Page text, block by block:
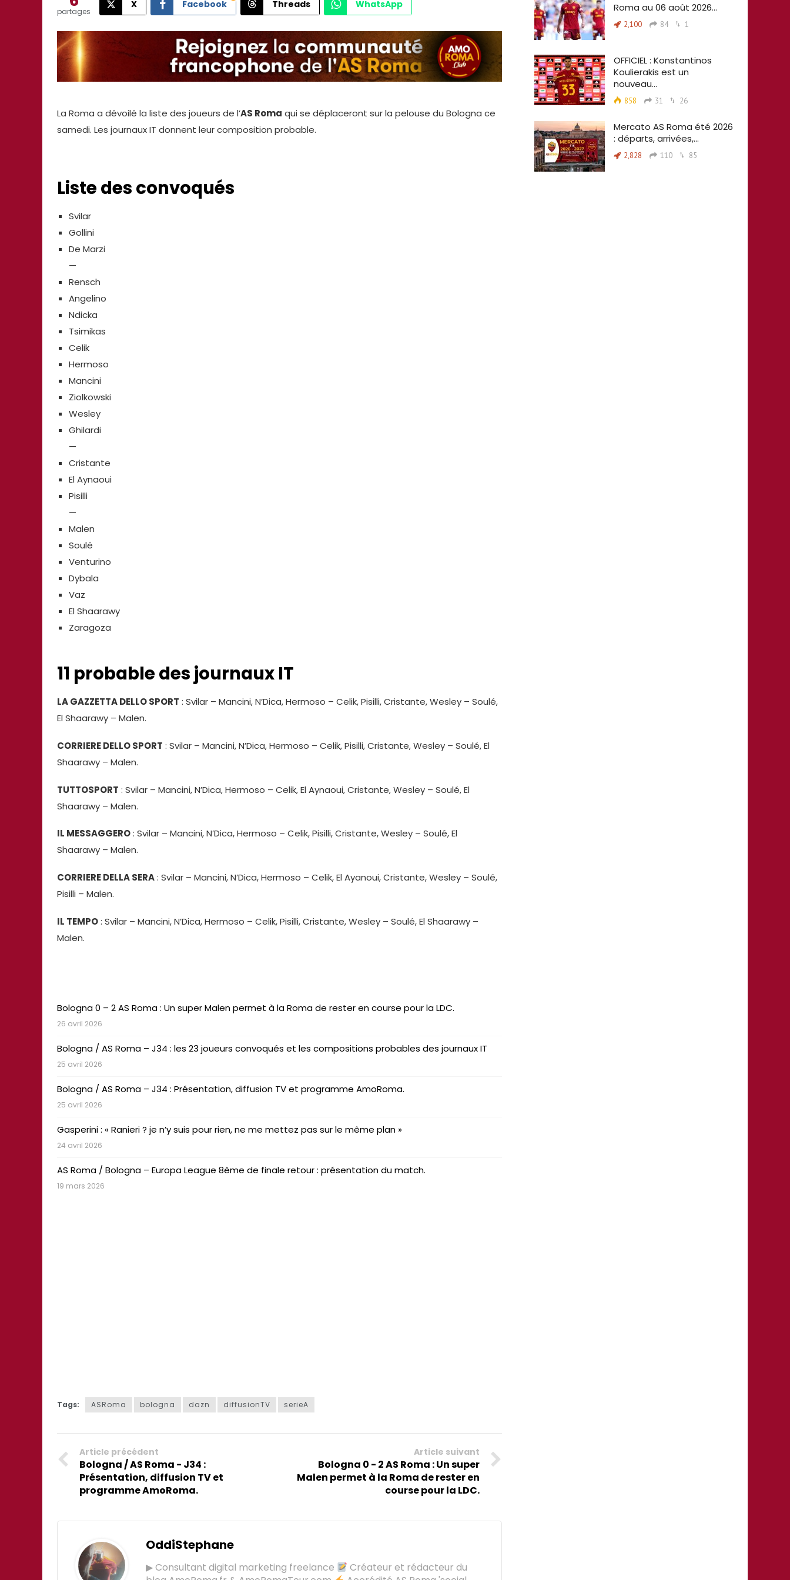
partages
X Facebook Threads WhatsApp
La Roma a dévoilé la liste des joueurs de l’AS Roma qui se déplaceront sur la pelouse du Bologna ce
samedi. Les journaux IT donnent leur composition probable.
Liste des convoqués
Svilar
Gollini
De Marzi
—
Rensch
Angelino
Ndicka
Tsimikas
Celik
Hermoso
Mancini
Ziolkowski
Wesley
Ghilardi
—
Cristante
El Aynaoui
Pisilli
—
Malen
Soulé
Venturino
Dybala
Vaz
El Shaarawy
Zaragoza
11 probable des journaux IT
LA GAZZETTA DELLO SPORT : Svilar – Mancini, N’Dica, Hermoso – Celik, Pisilli, Cristante, Wesley – Soulé,
El Shaarawy – Malen.
CORRIERE DELLO SPORT : Svilar – Mancini, N’Dica, Hermoso – Celik, Pisilli, Cristante, Wesley – Soulé, El
Shaarawy – Malen.
TUTTOSPORT : Svilar – Mancini, N’Dica, Hermoso – Celik, El Aynaoui, Cristante, Wesley – Soulé, El
Shaarawy – Malen.
IL MESSAGGERO: Svilar – Mancini, N’Dica, Hermoso – Celik, Pisilli, Cristante, Wesley – Soulé, El
Shaarawy – Malen.
CORRIERE DELLA SERA: Svilar – Mancini, N’Dica, Hermoso – Celik, El Ayanoui, Cristante, Wesley – Soulé,
Pisilli – Malen.
IL TEMPO: Svilar – Mancini, N’Dica, Hermoso – Celik, Pisilli, Cristante, Wesley – Soulé, El Shaarawy –
Malen.
Bologna 0 – 2 AS Roma : Un super Malen permet à la Roma de rester en course pour la LDC.
26 avril 2026
Bologna / AS Roma – J34 : les 23 joueurs convoqués et les compositions probables des journaux IT
25 avril 2026
Bologna / AS Roma – J34 : Présentation, diffusion TV et programme AmoRoma.
25 avril 2026
Gasperini : « Ranieri ? je n’y suis pour rien, ne me mettez pas sur le même plan »
24 avril 2026
AS Roma / Bologna – Europa League 8ème de finale retour : présentation du match.
19 mars 2026
Tags: ASRoma bologna dazn diffusionTV serieA
Article précédent
Bologna / AS Roma - J34 :
Présentation, diffusion TV et
programme AmoRoma.
Article suivant
Bologna 0 - 2 AS Roma : Un super
Malen permet à la Roma de rester en
course pour la LDC.
OddiStephane
▶ Consultant digital marketing freelance
Créateur et rédacteur du
Roma au 06 août 2026…
2,100 84 1
OFFICIEL : Konstantinos
Koulierakis est un
nouveau…
858 31 26
Mercato AS Roma été 2026
: départs, arrivées,…
2,828 110 85